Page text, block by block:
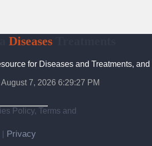
DiseasesTreatments
for Diseases and Treatments, and
August 7, 2026 6:29:28 PM
Policy, Terms and
Privacy